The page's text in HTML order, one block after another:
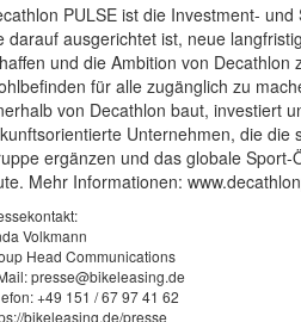
PULSE ist die Investment-
darauf ausgerichtet ist, neue
und die Ambition von Decathlon
für alle zugänglich zu
von Decathlon baut, investiert
Unternehmen, die die
ergänzen und das globale
Mehr Informationen:
Volkmann
Head Communications
presse@bikeleasing.de
+49 151 / 67 97 41 62
bikeleasing.de/presse